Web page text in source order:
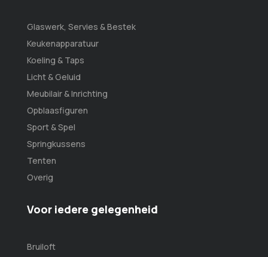
Glaswerk, Servies & Bestek
Keukenapparatuur
Koeling & Taps
Licht & Geluid
Meubilair & Inrichting
Opblaasfiguren
Sport & Spel
Springkussens
Tenten
Overig
Voor iedere gelegenheid
Bruiloft